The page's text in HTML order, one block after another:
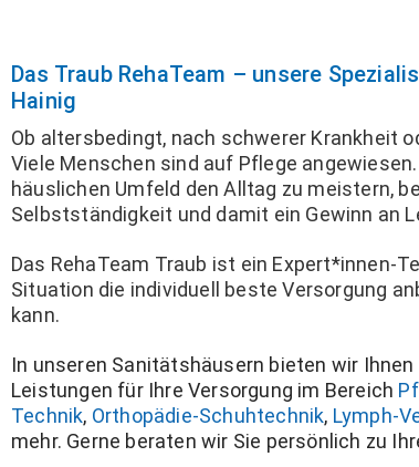
Das Traub RehaTeam – unsere
Hainig
Ob altersbedingt, nach schwerer Krankheit
Viele Menschen sind auf Pflege
häuslichen Umfeld den Alltag zu meistern,
Selbstständigkeit und damit ein Gewinn an
Das RehaTeam Traub ist ein Expert*innen-
Situation die individuell beste Versorgung
kann.
In unseren Sanitätshäusern bieten wir
Leistungen für Ihre Versorgung im Bereich
Technik, Orthopädie-Schuhtechnik, Lymph-
mehr. Gerne beraten wir Sie persönlich zu